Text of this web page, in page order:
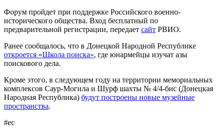
Форум пройдет при поддержке Российского военно-
исторического общества. Вход бесплатный по
предварительной регистрации, передает сайт РВИО.
Ранее сообщалось, что в Донецкой Народной Республике
откроется «Школа поиска», где юнармейцы изучат азы
поискового дела.
Кроме этого, в следующем году на территории мемориальных
комплексов Саур-Могила и Шурф шахты № 4/4-бис (Донецкая
Народная Республика) будут построены новые музейные
пространства.
#ес